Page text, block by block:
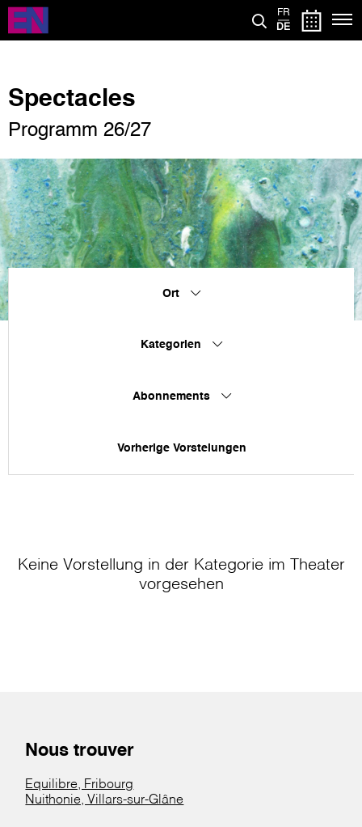
Direkt
zum
Inhalt
FR
DE
Spectacles
Programm 26/27
Ort
Kategorien
Abonnements
Vorherige Vorstelungen
Keine Vorstellung in der Kategorie im Theater
vorgesehen
Nous trouver
Equilibre, Fribourg
Nuithonie, Villars-sur-Glâne